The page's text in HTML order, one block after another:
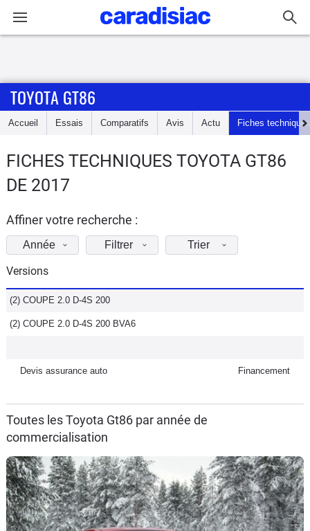
Accueil
Essais
d'achat
Electriques
Utilitaires
Flottes
Services
Forum
Marques
TOYOTA GT86
Accueil Essais Comparatifs Avis Actu Fiches techniques
FICHES TECHNIQUES TOYOTA GT86
DE 2017
Affiner votre recherche :
Année Filtrer Trier
Versions
(2) COUPE 2.0 D-4S 200
(2) COUPE 2.0 D-4S 200 BVA6
Devis assurance auto Financement
Toutes les Toyota Gt86 par année de
commercialisation